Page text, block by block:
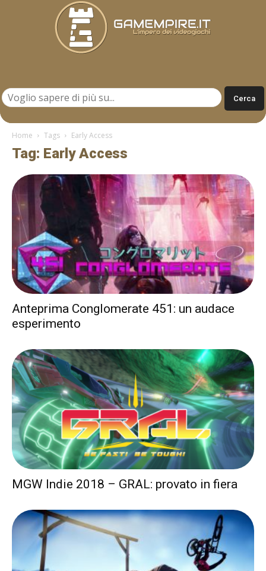
Home Tags Early Access
Tag: Early Access
Anteprima Conglomerate 451: un audace
esperimento
MGW Indie 2018 – GRAL: provato in fiera